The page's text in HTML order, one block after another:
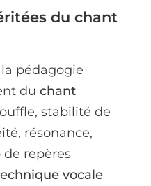
du chant
pédagogie
du chant
stabilité de
résonance,
repères
vocale